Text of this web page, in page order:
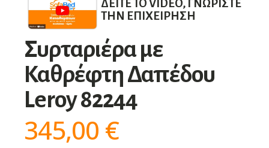
ΔΕΊΤΕ ΤΟ VIDEO, ΓΝΩΡΊΣΤΕ
ΤΗΝ ΕΠΙΧΕΊΡΗΣΗ
Συρταριέρα με
Καθρέφτη Δαπέδου
Leroy 82244
345,00 €